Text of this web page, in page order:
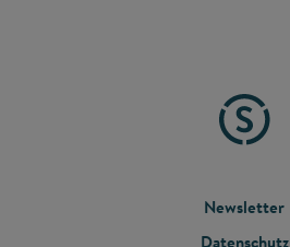
FOOTER
Newsletter
Datenschutz